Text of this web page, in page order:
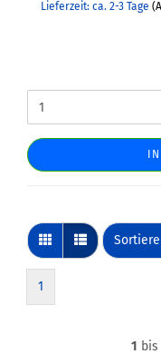
Lieferzeit: ca. 2-3 Tage
1
1 bis